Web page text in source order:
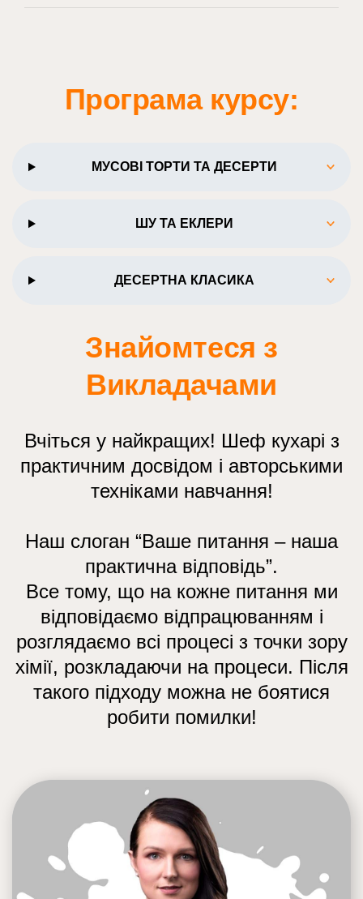
Програма курсу:
МУСОВІ ТОРТИ ТА ДЕСЕРТИ
ШУ ТА ЕКЛЕРИ
ДЕСЕРТНА КЛАСИКА
Знайомтеся з
Викладачами
Вчіться у найкращих! Шеф кухарі з
практичним досвідом і авторськими
техніками навчання!
Наш слоган “Ваше питання – наша
практична відповідь”.
Все тому, що на кожне питання ми
відповідаємо відпрацюванням і
розглядаємо всі процесі з точки зору
хімії, розкладаючи на процеси. Після
такого підходу можна не боятися
робити помилки!